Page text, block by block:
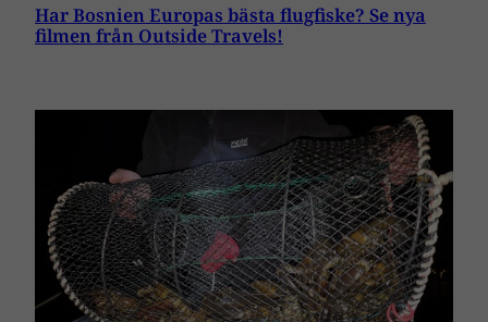
Har Bosnien Europas bästa flugfiske? Se nya
filmen från Outside Travels!